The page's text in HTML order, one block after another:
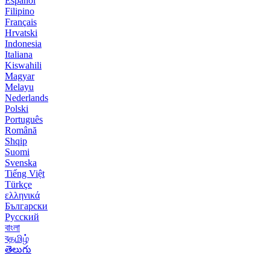
Filipino
Français
Hrvatski
Indonesia
Italiana
Kiswahili
Magyar
Melayu
Nederlands
Polski
Português
Română
Shqip
Suomi
Svenska
Tiếng Việt
Türkçe
ελληνικά
Български
Русский
বাংলা
বதமிழ்
తెలుగు